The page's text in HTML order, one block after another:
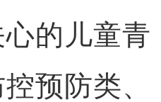
的儿童青
预防类、